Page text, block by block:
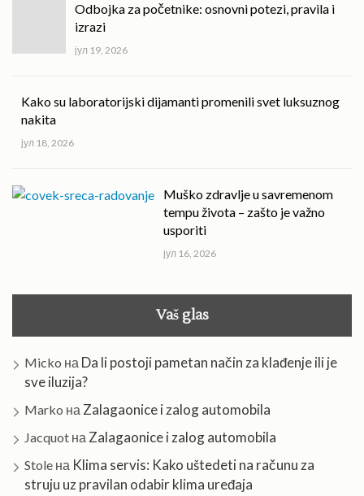
Odbojka za početnike: osnovni potezi, pravila i
izrazi
јул 19, 2026
Kako su laboratorijski dijamanti promenili svet luksuznog
nakita
јул 18, 2026
Muško zdravlje u savremenom
tempu života – zašto je važno
usporiti
јул 16, 2026
Vaš glas
Micko на Da li postoji pametan način za klađenje ili je
sve iluzija?
Marko на Zalagaonice i zalog automobila
Jacquot на Zalagaonice i zalog automobila
Stole на Klima servis: Kako uštedeti na računu za
struju uz pravilan odabir klima uređaja